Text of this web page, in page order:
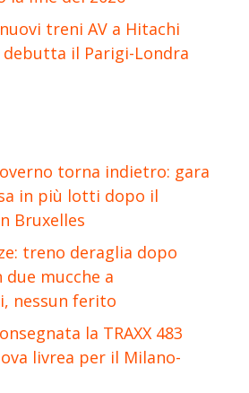
treni AV a Hitachi
debutta il Parigi-Londra
torna indietro: gara
in più lotti dopo il
Bruxelles
treno deraglia dopo
due mucche a
nessun ferito
la TRAXX 483
livrea per il Milano-